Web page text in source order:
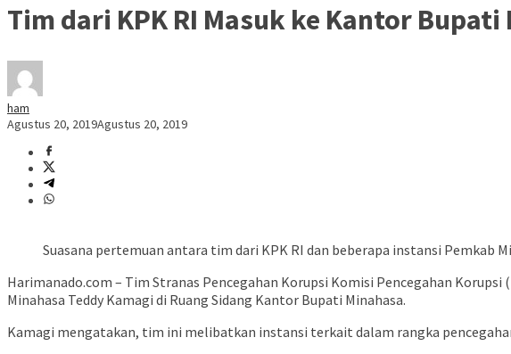
Tim dari KPK RI Masuk ke Kantor Bupati
ham
Agustus 20, 2019Agustus 20, 2019
Suasana pertemuan antara tim dari KPK RI dan beberapa instansi Pemkab
Harimanado.com – Tim Stranas Pencegahan Korupsi Komisi Pencegahan
Minahasa Teddy Kamagi di Ruang Sidang Kantor Bupati Minahasa.
Kamagi mengatakan, tim ini melibatkan instansi terkait dalam rangka